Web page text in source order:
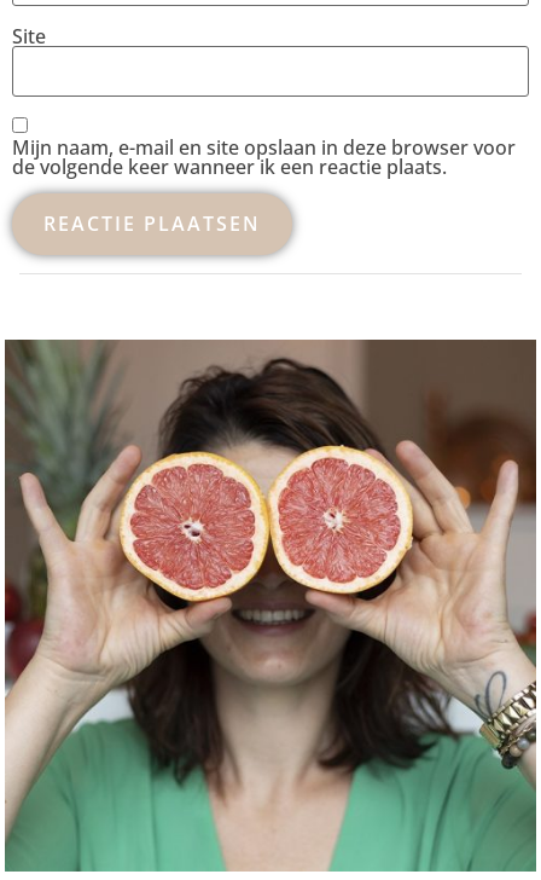
Site
Mijn naam, e-mail en site opslaan in deze browser voor
de volgende keer wanneer ik een reactie plaats.